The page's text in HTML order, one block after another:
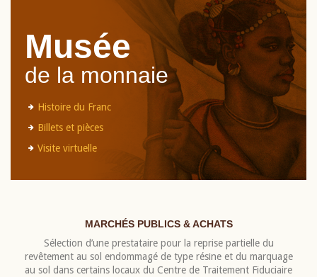
Musée
de la monnaie
Histoire du Franc
Billets et pièces
Visite virtuelle
MARCHÉS PUBLICS & ACHATS
Sélection d’une prestataire pour la reprise partielle du
revêtement au sol endommagé de type résine et du marquage
au sol dans certains locaux du Centre de Traitement Fiduciaire